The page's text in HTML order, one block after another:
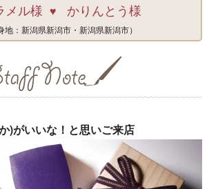
メル様 ♥ かりんとう様
地：新潟県新潟市・新潟県新潟市）
)がいいな！と思いご来店